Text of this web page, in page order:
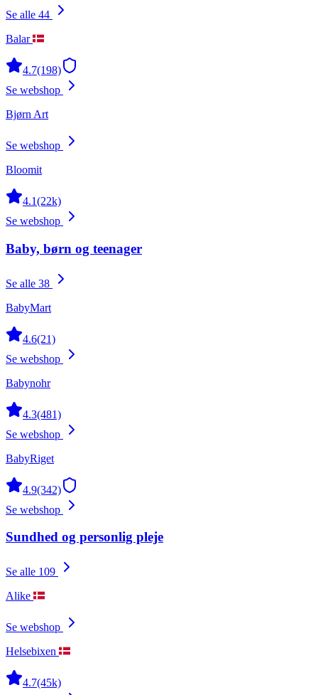
Se alle 44
Balar
4.7(198)
Se webshop
Bjørn Art
Se webshop
Bloomit
4.1(22k)
Se webshop
Baby, børn og teenager
Se alle 38
BabyMart
4.6(21)
Se webshop
Babynohr
4.3(481)
Se webshop
BabyRiget
4.9(342)
Se webshop
Sundhed og personlig pleje
Se alle 109
Alike
Se webshop
Helsebixen
4.7(45k)